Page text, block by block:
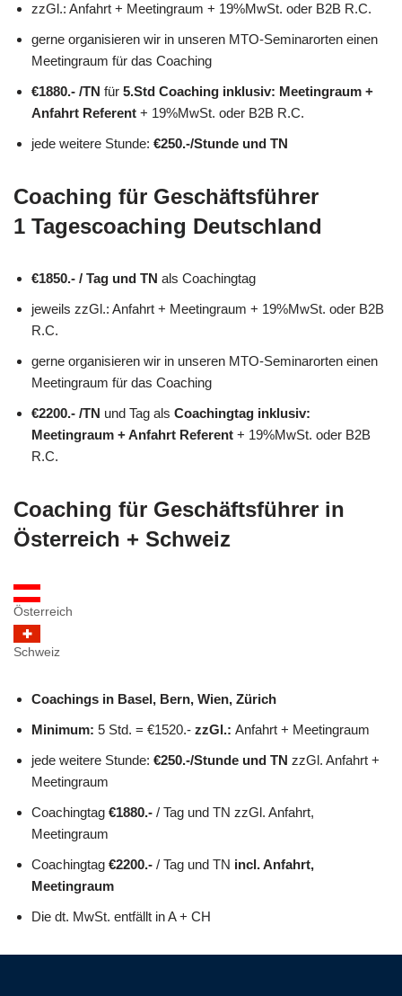
zzGl.: Anfahrt + Meetingraum + 19%MwSt. oder B2B R.C.
gerne organisieren wir in unseren MTO-Seminarorten einen
Meetingraum für das Coaching
€1880.- /TN für 5.Std Coaching inklusiv: Meetingraum +
Anfahrt Referent + 19%MwSt. oder B2B R.C.
jede weitere Stunde: €250.-/Stunde und TN
Coaching für Geschäftsführer
1 Tagescoaching Deutschland
€1850.- / Tag und TN als Coachingtag
jeweils zzGl.: Anfahrt + Meetingraum + 19%MwSt. oder B2B
R.C.
gerne organisieren wir in unseren MTO-Seminarorten einen
Meetingraum für das Coaching
€2200.- /TN und Tag als Coachingtag inklusiv:
Meetingraum + Anfahrt Referent + 19%MwSt. oder B2B
R.C.
Coaching für Geschäftsführer in
Österreich + Schweiz
Österreich
Schweiz
Coachings in Basel, Bern, Wien, Zürich
Minimum: 5 Std. = €1520.- zzGl.: Anfahrt + Meetingraum
jede weitere Stunde: €250.-/Stunde und TN zzGl. Anfahrt +
Meetingraum
Coachingtag €1880.- / Tag und TN zzGl. Anfahrt,
Meetingraum
Coachingtag €2200.- / Tag und TN incl. Anfahrt,
Meetingraum
Die dt. MwSt. entfällt in A + CH